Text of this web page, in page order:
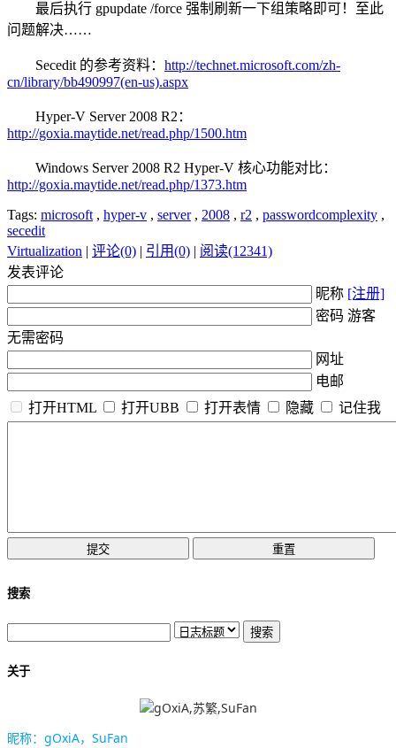
最后执行 gpupdate /force 强制刷新一下组策略即可！至此
问题解决……
Secedit 的参考资料： http://technet.microsoft.com/zh-
cn/library/bb490997(en-us).aspx
Hyper-V Server 2008 R2：
http://goxia.maytide.net/read.php/1500.htm
Windows Server 2008 R2 Hyper-V 核心功能对比：
http://goxia.maytide.net/read.php/1373.htm
Tags: microsoft, hyper-v , server, 2008 , r2 , passwordcomplexity ,
secedit
Virtualization | 评论(0) | 引用(0) | 阅读(12341)
发表评论
昵称 [注册]
密码 游客
无需密码
网址
电邮
打开HTML
打开UBB 打开表情 隐藏 记住我
搜索
关于
昵称：gOxiA，SuFan